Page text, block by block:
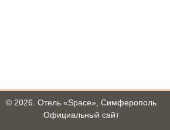
© 2026. Отель «Space», Симферополь
Официальный сайт